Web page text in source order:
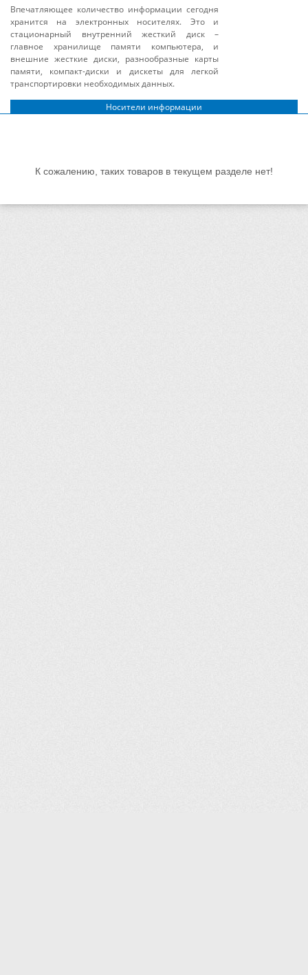
Впечатляющее количество информации сегодня
хранится на электронных носителях. Это и
стационарный внутренний жесткий диск –
главное хранилище памяти компьютера, и
внешние жесткие диски, разнообразные карты
памяти, компакт-диски и дискеты для легкой
транспортировки необходимых данных.
Носители информации
К сожалению, таких товаров в текущем разделе нет!